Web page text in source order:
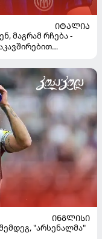
ᲘᲢᲐᲚᲘᲐ
მაგრამ რჩება -
ᲘᲜᲒᲚᲘᲡᲘ
"არსენალმა"